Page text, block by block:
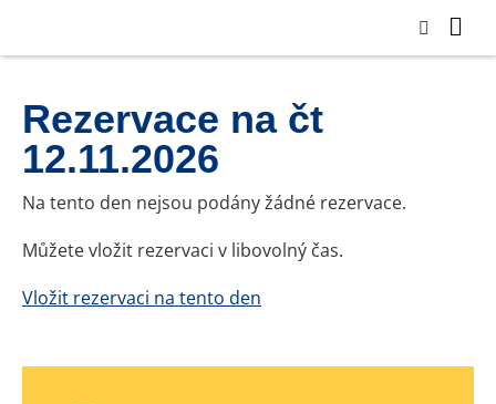
Rezervace na čt
12.11.2026
Na tento den nejsou podány žádné rezervace.
Můžete vložit rezervaci v libovolný čas.
Vložit rezervaci na tento den